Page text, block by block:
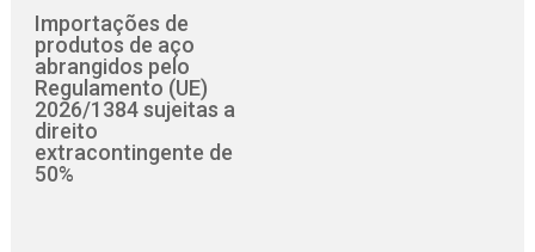
Importações de
produtos de aço
abrangidos pelo
Regulamento (UE)
2026/1384 sujeitas a
direito
extracontingente de
50%